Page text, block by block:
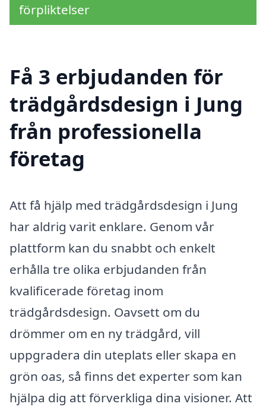
förpliktelser
Få 3 erbjudanden för
trädgårdsdesign i Jung
från professionella
företag
Att få hjälp med trädgårdsdesign i Jung
har aldrig varit enklare. Genom vår
plattform kan du snabbt och enkelt
erhålla tre olika erbjudanden från
kvalificerade företag inom
trädgårdsdesign. Oavsett om du
drömmer om en ny trädgård, vill
uppgradera din uteplats eller skapa en
grön oas, så finns det experter som kan
hjälpa dig att förverkliga dina visioner. Att